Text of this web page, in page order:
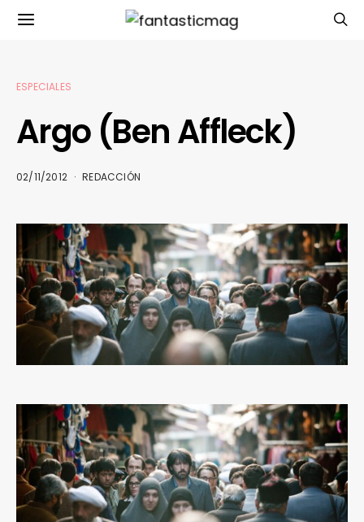
ESPECIALES
Argo (Ben Affleck)
02/11/2012 REDACCIÓN